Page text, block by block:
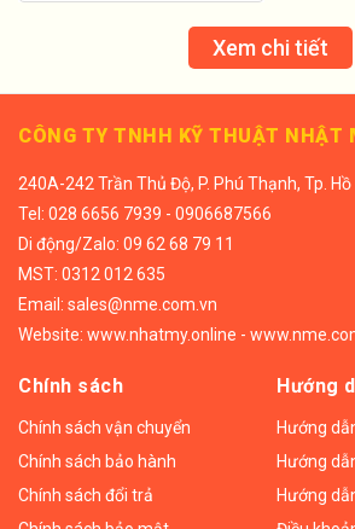
Xem chi tiết
CÔNG TY TNHH KỸ THUẬT NHẬT
240A-242 Trần Thủ Độ, P. Phú Thạnh, Tp. Hồ
Tel: 028 6656 7939 - 0906687566
Di động/Zalo: 09 62 68 79 11
MST: 0312 012 635
Email: sales@nme.com.vn
Website: www.nhatmy.online -
Chính sách
Chính sách vận chuyển
Chính sách bảo hành
Chính sách đổi trả
Hướng
Hướng
Hướng
Hướng